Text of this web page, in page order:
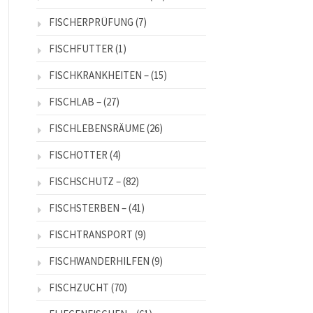
FISCHERPRÜFUNG (7)
FISCHFUTTER (1)
FISCHKRANKHEITEN –(15)
FISCHLAB –(27)
FISCHLEBENSRÄUME(26)
FISCHOTTER (4)
FISCHSCHUTZ –(82)
FISCHSTERBEN –(41)
FISCHTRANSPORT (9)
FISCHWANDERHILFEN (9)
FISCHZUCHT (70)